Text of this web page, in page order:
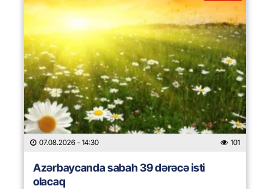
07.08.2026 - 14:30 101
Azərbaycanda sabah 39 dərəcə isti
olacaq